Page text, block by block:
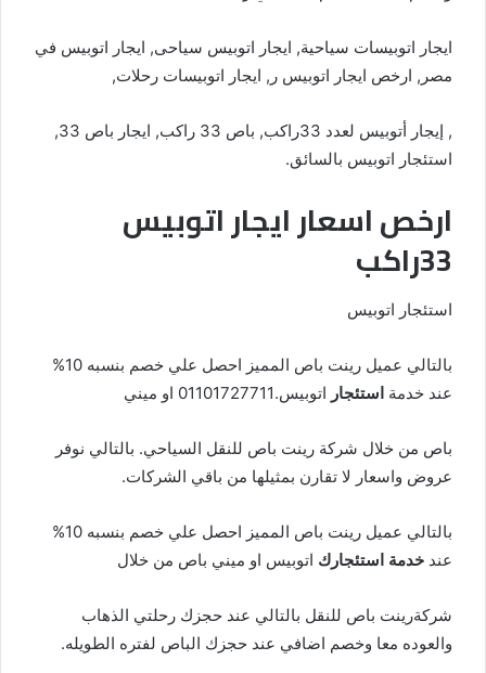
ايجار اتوبيسات سياحية, ايجار اتوبيس سياحى, ايجار اتوبيس في
مصر, ارخص ايجار اتوبيس ر, ايجار اتوبيسات رحلات,
, إيجار أتوبيس لعدد 33راكب, باص 33 راكب, ايجار باص 33,
استئجار اتوبيس بالسائق.
ارخص اسعار ايجار اتوبيس
33راكب
استئجار اتوبيس
بالتالي عميل رينت باص المميز احصل علي خصم بنسبه 10%
عند خدمة استئجار اتوبيس.01101727711 او ميني
باص من خلال شركة رينت باص للنقل السياحي. بالتالي نوفر
عروض واسعار لا تقارن بمثيلها من باقي الشركات.
بالتالي عميل رينت باص المميز احصل علي خصم بنسبه 10%
عند خدمة استئجارك اتوبيس او ميني باص من خلال
شركةرينت باص للنقل بالتالي عند حجزك رحلتي الذهاب
والعوده معا وخصم اضافي عند حجزك الباص لفتره الطويله.